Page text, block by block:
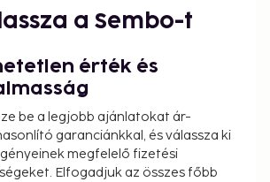
a Sembo-t
érték és
be a legjobb ajánlatokat ár-
garanciánkkal, és válassza ki
megfelelő fizetési
Elfogadjuk az összes főbb